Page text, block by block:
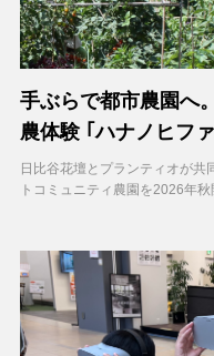
手ぶらで都市農園へ
農体験 ｢ハナノヒフ
日比谷花壇とプランティオが
トコミュニティ農園を2026年秋